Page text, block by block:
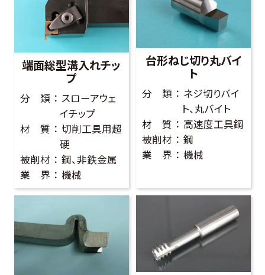
端面総型溝入れチッ
プ
分 類
スローアウェ
イチップ
材 質
切削工具用超
硬
被削材
鋼、非鉄金属
業 界
機械
台形ねじ切り丸バイ
ト
分 類
ネジ切りバイ
ト、丸バイト
材 質
高速度工具鋼
被削材
鋼
業 界
機械